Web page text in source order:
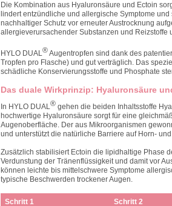
Die Kombination aus Hyaluronsäure und Ectoin
lindert entzündliche und allergische Symptome
nachhaltiger Schutz vor erneuter Austrocknung
allergieverursachender Substanzen und Reizstoffe
HYLO DUAL®Augentropfen sind dank des
Tropfen pro Flasche) und gut verträglich. Das
schädliche Konservierungsstoffe und Phosphate
Das duale Wirkprinzip: Hyaluronsäure
In HYLO DUAL ®gehen die beiden Inhaltsstoffe
hochwertige Hyaluronsäure sorgt für eine
Augenoberfläche. Der aus Mikroorganismen
und unterstützt die natürliche Barriere auf Horn-
Zusätzlich stabilisiert Ectoin die lipidhaltige Phase
Verdunstung der Tränenflüssigkeit und damit vor
können leichte bis mittelschwere Symptome
typische Beschwerden trockener Augen.
Schritt 1 Schritt 2